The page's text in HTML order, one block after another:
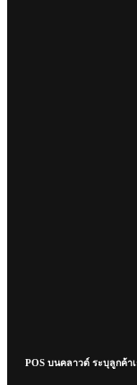
POS บนคลาวด์ ระบุลูกค้า